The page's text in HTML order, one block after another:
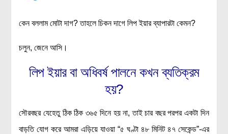
কেন বললাম মোটা দাগ? তাহলে চিকন দাগে লিপ ইয়ার ব্যাপারটা কেমন?
চলুন, জেনে আসি।
লিপ ইয়ার বা অধিবর্ষ পালনে কখন ব্যতিক্রম
হয়?
সৌরবছর যেহেতু ঠিক ঠিক ৩৬৫ দিনে হয় না, তাই চার বছর পরপর একটা দিন
বাড়তি যোগ করে আমরা এড়িয়ে যাওয়া “৫ ঘণ্টা ৪৮ মিনিট ৪৭ সেকেন্ড”-এর